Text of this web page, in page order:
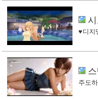
♥디지
주도